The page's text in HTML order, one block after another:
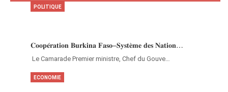
𝐂𝐨𝐨𝐩𝐞́𝐫𝐚𝐭𝐢𝐨𝐧 𝐁𝐮𝐫𝐤𝐢𝐧𝐚 𝐅𝐚𝐬𝐨–𝐒𝐲𝐬𝐭𝐞̀𝐦𝐞 𝐝𝐞𝐬 𝐍𝐚𝐭𝐢𝐨𝐧…
‎Le Camarade Premier ministre, Chef du Gouve…
POLITIQUE
ECONOMIE